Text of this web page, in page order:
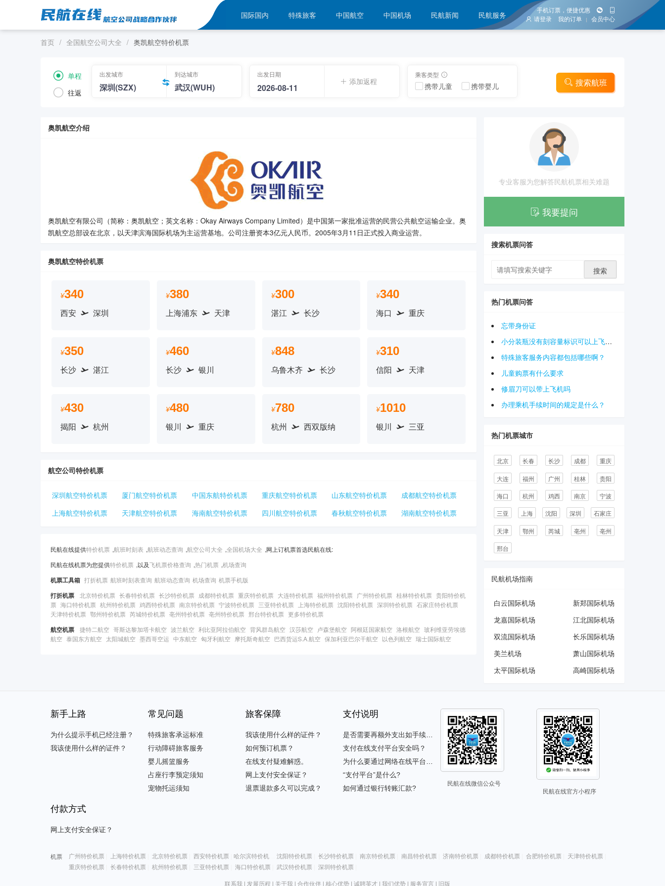
国际国内 特殊旅客 中国航空 中国机场 民航新闻 民航服务
手机订票，便捷优惠
请登录
我的订单 | 会员中心
首页 / 全国航空公司大全 / 奥凯航空特价机票
单程
往返
出发城市 到达城市 出发日期
添加返程 携带儿童 携带婴儿
乘客类型
搜索航班
奥凯航空介绍
奥凯航空有限公司（简称：奥凯航空；英文名称：Okay Airways Company Limited）是中国第一家批准运营的民营公共航空运输企业。奥
凯航空总部设在北京，以天津滨海国际机场为主运营基地。公司注册资本3亿元人民币。2005年3月11日正式投入商业运营。
奥凯航空特价机票
¥340
西安 深圳
¥380
上海浦东 天津
¥300
湛江 长沙
¥340
海口 重庆
¥350
长沙 湛江
¥460
长沙 银川
¥848
乌鲁木齐 长沙
¥310
信阳 天津
¥430
揭阳 杭州
¥480
银川 重庆
¥780
杭州 西双版纳
¥1010
银川 三亚
航空公司特价机票
深圳航空特价机票 厦门航空特价机票 中国东航特价机票 重庆航空特价机票 山东航空特价机票
成都航空特价机票
上海航空特价机票
天津航空特价机票 海南航空特价机票 四川航空特价机票 春秋航空特价机票 湖南航空特价机票
民航在线提供特价机票 ,航班时刻表 ,航班动态查询 ,航空公司大全 ,全国机场大全 ,网上订机票首选民航在线:
民航在线机票为您提供特价机票 ,以及飞机票价格查询 ,热门机票 ,机场查询
机票工具箱 打折机票 航班时刻表查询 航班动态查询 机场查询 机票手机版
打折机票 北京特价机票 长春特价机票 长沙特价机票 成都特价机票 重庆特价机票 大连特价机票 福州特价机票 广州特价机票 桂林特价机票 贵阳特价机
票 海口特价机票 杭州特价机票 鸡西特价机票 南京特价机票 宁波特价机票 三亚特价机票 上海特价机票 沈阳特价机票 深圳特价机票 石家庄特价机票
天津特价机票 鄂州特价机票 芮城特价机票 亳州特价机票 亳州特价机票 邢台特价机票 更多特价机票
航空机票 捷特二航空 哥斯达黎加塔卡航空 波兰航空 利比亚阿拉伯航空 背风群岛航空 汉莎航空 卢森堡航空 阿根廷国家航空 洛根航空 玻利维亚劳埃德
航空 泰国东方航空 太阳城航空 墨西哥空运 中东航空 匈牙利航空 摩托斯奇航空 巴西货运S.A.航空 保加利亚巴尔干航空 以色列航空 瑞士国际航空
专业客服为您解答民航机票相关难题
我要提问
搜索机票问答
搜索
热门机票问答
忘带身份证
小分装瓶没有刻容量标识可以上飞机吗
特殊旅客服务内容都包括哪些啊？
儿童购票有什么要求
修眉刀可以带上飞机吗
办理乘机手续时间的规定是什么？
热门机票城市
北京 长春 长沙 成都 重庆
大连 福州 广州 桂林 贵阳
海口 杭州 鸡西 南京 宁波
三亚 上海 沈阳 深圳 石家庄
天津 鄂州 芮城 亳州 亳州
邢台
民航机场指南
白云国际机场
新郑国际机场
龙嘉国际机场
江北国际机场
双流国际机场
长乐国际机场
美兰机场
萧山国际机场
太平国际机场
高崎国际机场
新手上路
为什么提示手机已经注册？
我该使用什么样的证件？
常见问题
特殊旅客承运标准
行动障碍旅客服务
婴儿摇篮服务
占座行李预定须知
宠物托运须知
旅客保障
我该使用什么样的证件？
如何预订机票？
在线支付疑难解惑。
网上支付安全保证？
退票退款多久可以完成？
支付说明
支付在线支付平台安全吗？
“支付平台”是什么?
如何通过银行转账汇款?
付款方式
网上支付安全保证？
民航在线微信公众号
民航在线官方小程序
机票 广州特价机票 上海特价机票 北京特价机票 西安特价机票 |沈阳特价机票 长沙特价机票 南京特价机票 南昌特价机票 济南特价机票 成都特价机票 合肥特价机票 天津特价机票
重庆特价机票
长春特价机票 杭州特价机票 三亚特价机票 海口特价机票 武汉特价机票 深圳特价机票
联系我 发展历程 关于我 合作伙伴 核心优势 诚聘英才 我们优势 服务宣言 旧版